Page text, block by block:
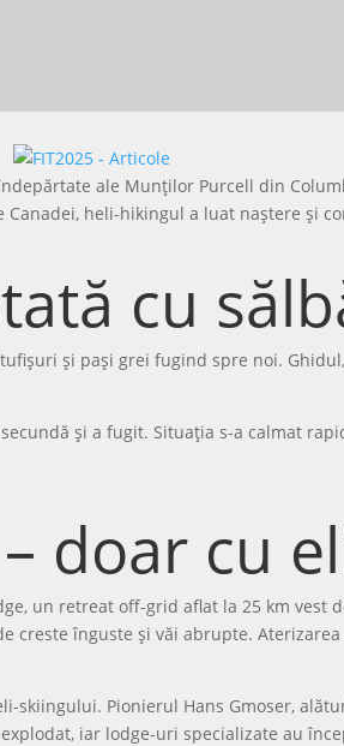
ale Munților Purcell din
heli-hikingul a luat naștere și
cu
și pași grei fugind spre noi.
și a fugit. Situația s-a calmat
doar cu
un retreat off-grid aflat la 25 km vest
creste înguste și văi abrupte.
skiingului. Pionierul Hans Gmoser,
iar lodge-uri specializate au